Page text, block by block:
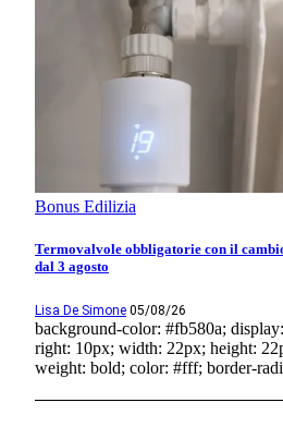
Bonus Edilizia
Termovalvole obbligatorie con il
dal 3 agosto
Lisa De Simone 05/08/26
background-color: #fb580a;
right: 10px; width: 22px; height:
weight: bold; color: #fff; border-